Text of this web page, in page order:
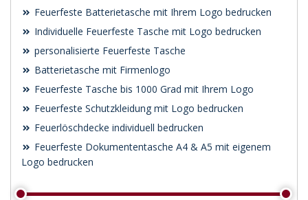
Feuerfeste Batterietasche mit Ihrem Logo bedrucken
Individuelle Feuerfeste Tasche mit Logo bedrucken
personalisierte Feuerfeste Tasche
Batterietasche mit Firmenlogo
Feuerfeste Tasche bis 1000 Grad mit Ihrem Logo
Feuerfeste Schutzkleidung mit Logo bedrucken
Feuerlöschdecke individuell bedrucken
Feuerfeste Dokumententasche A4 & A5 mit eigenem
Logo bedrucken